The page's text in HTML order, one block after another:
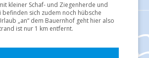
kleiner Schaf- und Ziegenherde und
befinden sich zudem noch hübsche
„an“ dem Bauernhof geht hier also
ist nur 1 km entfernt.